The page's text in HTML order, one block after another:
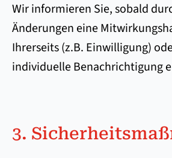
Wir informieren Sie, sobald
Änderungen eine
Ihrerseits (z.B. Einwilligung)
individuelle Benachrichtigung
3.